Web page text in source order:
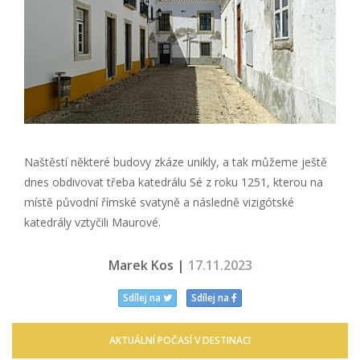
Naštěstí některé budovy zkáze unikly, a tak můžeme ještě
dnes obdivovat třeba katedrálu Sé z roku 1251, kterou na
místě původní římské svatyně a následně vizigótské
katedrály vztyčili Maurové.
Marek Kos | 17.11.2023
Sdílej na Sdílej na
AKTUÁLNÍ POČASÍ V DESTINACI